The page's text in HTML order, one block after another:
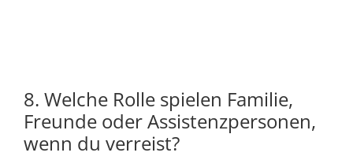
8. Welche Rolle spielen Familie,
Freunde oder Assistenzpersonen,
wenn du verreist?